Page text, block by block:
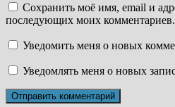
Сохранить моё имя, email и
последующих моих комментариев.
Уведомить меня о новых
Уведомлять меня о новых